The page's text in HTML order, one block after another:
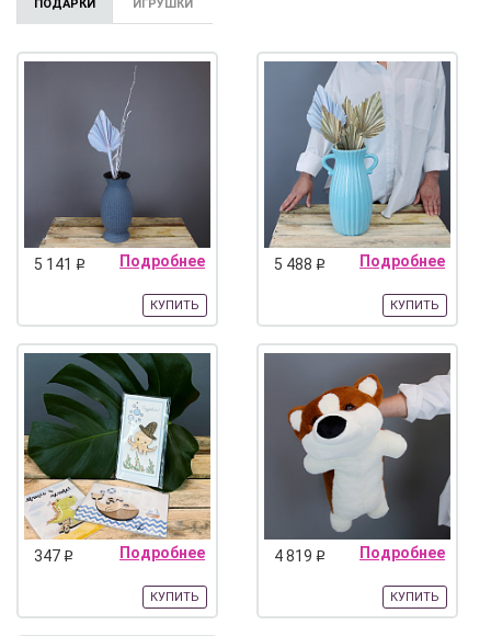
ПОДАРКИ ИГРУШКИ
5 141 q Подробнее
КУПИТЬ
5 488 q Подробнее
КУПИТЬ
347 q Подробнее
КУПИТЬ
4 819 q Подробнее
КУПИТЬ